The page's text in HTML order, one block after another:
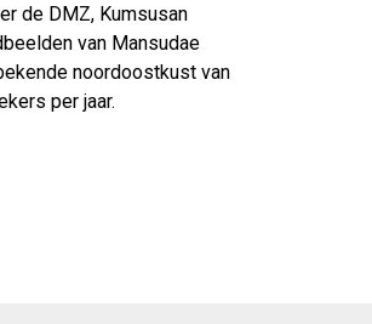
de DMZ, Kumsusan
van Mansudae
noordoostkust van
per jaar.